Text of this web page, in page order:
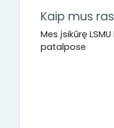
Kaip mus
Mes įsikūrę
patalpose